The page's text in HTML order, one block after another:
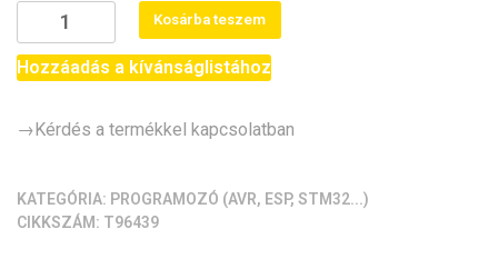
ISP6/6
kábel
(STK500/MKII/USBASP(6)
mennyiség
Kosárba teszem
Hozzáadás a kívánságlistához
→Kérdés a termékkel kapcsolatban
KATEGÓRIA: PROGRAMOZÓ (AVR, ESP, STM32...)
CIKKSZÁM: T96439